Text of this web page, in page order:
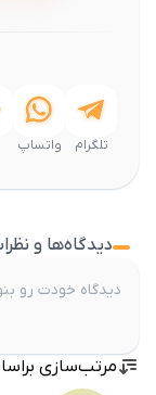
تلگرام واتساپ
دیدگاه‌ها و
مرتب‌سازی